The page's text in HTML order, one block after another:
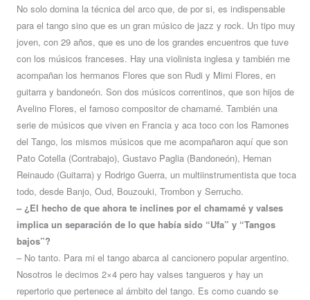
No solo domina la técnica del arco que, de por si, es indispensable
para el tango sino que es un gran músico de jazz y rock. Un tipo muy
joven, con 29 años, que es uno de los grandes encuentros que tuve
con los músicos franceses. Hay una violinista inglesa y también me
acompañan los hermanos Flores que son Rudi y Mimi Flores, en
guitarra y bandoneón. Son dos músicos correntinos, que son hijos de
Avelino Flores, el famoso compositor de chamamé. También una
serie de músicos que viven en Francia y aca toco con los Ramones
del Tango, los mismos músicos que me acompañaron aquí que son
Pato Cotella (Contrabajo), Gustavo Paglia (Bandoneón), Hernan
Reinaudo (Guitarra) y Rodrigo Guerra, un multiinstrumentista que toca
todo, desde Banjo, Oud, Bouzouki, Trombon y Serrucho.
– ¿El hecho de que ahora te inclines por el chamamé y valses
implica un separación de lo que había sido “Ufa” y “Tangos
bajos”?
– No tanto. Para mi el tango abarca al cancionero popular argentino.
Nosotros le decimos 2×4 pero hay valses tangueros y hay un
repertorio que pertenece al ámbito del tango. Es como cuando se